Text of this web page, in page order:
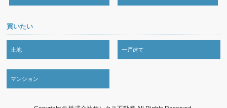
買いたい
土地 一戸建て
マンション